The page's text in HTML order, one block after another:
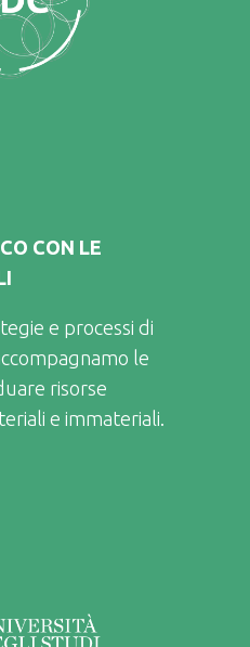
CON LE
e processi di
le
risorse
e immateriali.